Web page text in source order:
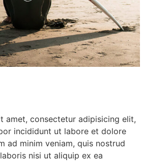
amet, consectetur adipisicing elit,
incididunt ut labore et dolore
ad minim veniam, quis nostrud
nisi ut aliquip ex ea